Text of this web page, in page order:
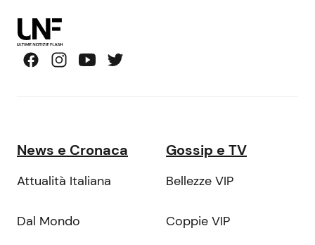
News e Cronaca
Attualità Italiana
Dal Mondo
Gossip e TV
Bellezze VIP
Coppie VIP